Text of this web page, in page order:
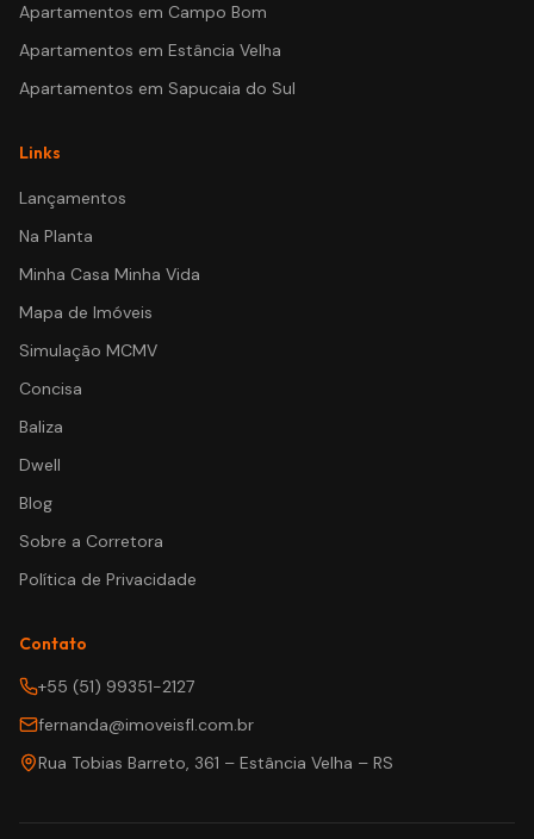
Apartamentos em Campo Bom
Apartamentos em Estância Velha
Apartamentos em Sapucaia do Sul
Links
Lançamentos
Na Planta
Minha Casa Minha Vida
Mapa de Imóveis
Simulação MCMV
Concisa
Baliza
Dwell
Blog
Sobre a Corretora
Política de Privacidade
Contato
+55 (51) 99351-2127
fernanda@imoveisfl.com.br
Rua Tobias Barreto, 361 – Estância Velha – RS